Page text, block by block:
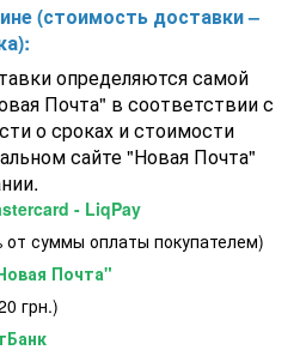
(стоимость доставки –
определяются самой
Почта" в соответствии с
о сроках и стоимости
сайте "Новая Почта"
- LiqPay
от суммы оплаты покупателем)
Почта"
грн.)